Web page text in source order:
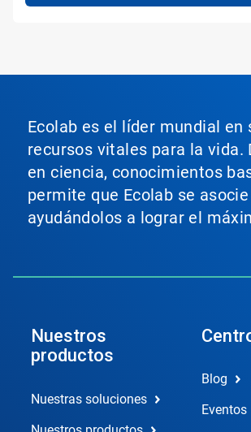
Ecolab es el líder mundial
recursos vitales para la
en ciencia, conocimientos
permite que Ecolab se
ayudándolos a lograr el
Nuestros
productos
Nuestras soluciones
Blog
Eventos